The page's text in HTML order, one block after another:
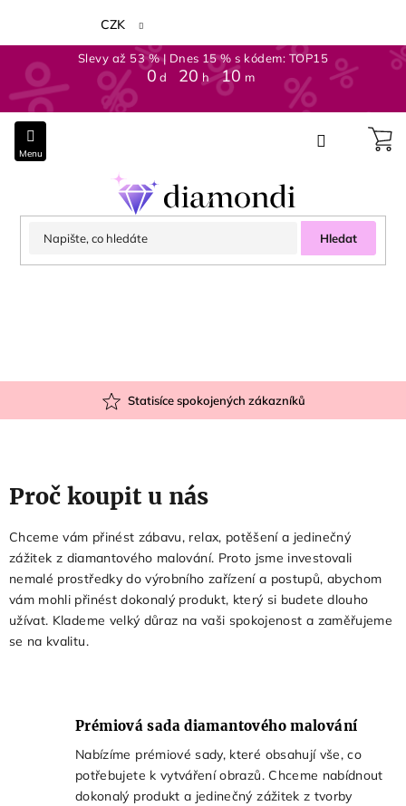
obsah
Slevy až 53 % | Dnes 15 % s kódem: TOP15
0 d 20 h :10 m
CZK
Hledat
Statisíce spokojených zákazníků
Proč koupit u nás
Chceme vám přinést zábavu, relax, potěšení a jedinečný
zážitek z diamantového malování. Proto jsme investovali
nemalé prostředky do výrobního zařízení a postupů, abychom
vám mohli přinést dokonalý produkt, který si budete dlouho
užívat. Klademe velký důraz na vaši spokojenost a zaměřujeme
se na kvalitu.
Prémiová sada diamantového malování
Nabízíme prémiové sady, které obsahují vše, co
potřebujete k vytváření obrazů. Chceme nabídnout
dokonalý produkt a jedinečný zážitek z tvorby